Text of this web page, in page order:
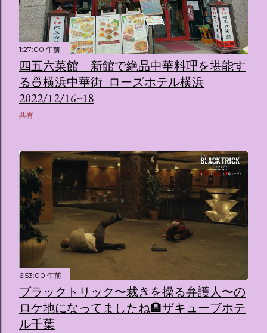
1:27:00 午前
四五六菜館 新館で絶品中華料理を堪能す
る🍜横浜中華街_ローズホテル横浜
2022/12/16~18
共有
6:53:00 午前
ブラックトリック〜裁きを操る弁護人〜の
ロケ地になってましたね🏨ザキューブホテ
ル千葉